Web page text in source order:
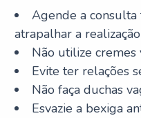
Agende a
atrapalhar a
Não utilize cremes
Evite ter relações
Não faça duchas
Esvazie a bexiga